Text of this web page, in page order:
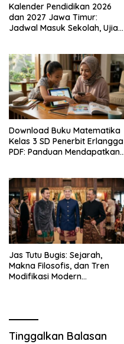
Kalender Pendidikan 2026
dan 2027 Jawa Timur:
Jadwal Masuk Sekolah, Ujian,
Download Buku Matematika
Kelas 3 SD Penerbit Erlangga
PDF: Panduan Mendapatkan
Jas Tutu Bugis: Sejarah,
Makna Filosofis, dan Tren
Modifikasi Modern
Tinggalkan Balasan